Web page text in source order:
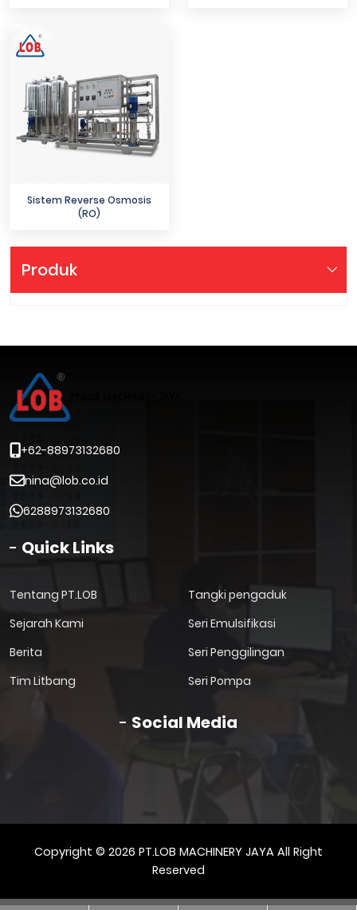
Sistem Reverse Osmosis
(RO)
Produk
+62-88973132680
nina@lob.co.id
6288973132680
Quick Links
Tentang PT.LOB
Sejarah Kami
Berita
Tim Litbang
Tangki pengaduk
Seri Emulsifikasi
Seri Penggilingan
Seri Pompa
Social Media
Copyright © 2026 PT.LOB MACHINERY JAYA All Right
Reserved